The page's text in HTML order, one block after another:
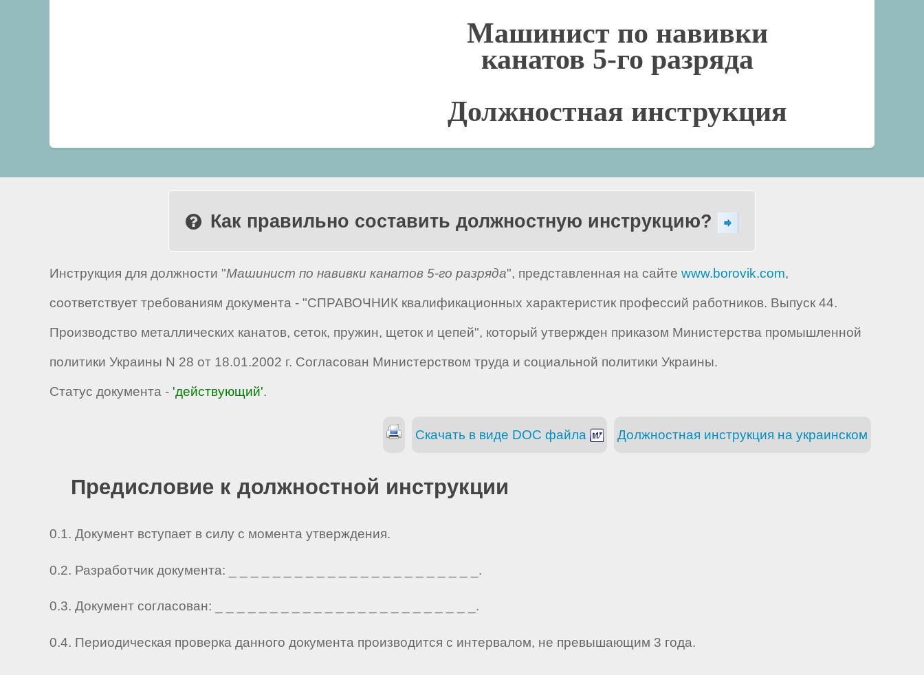
Машинист по навивки
канатов 5-го разряда
Должностная инструкция
Как правильно составить должностную инструкцию?
Инструкция для должности "Машинист по навивки канатов 5-го разряда", представленная на сайте www.borovik.com,
соответствует требованиям документа - "СПРАВОЧНИК квалификационных характеристик профессий работников. Выпуск 44.
Производство металлических канатов, сеток, пружин, щеток и цепей", который утвержден приказом Министерства промышленной
политики Украины N 28 от 18.01.2002 г. Согласован Министерством труда и социальной политики Украины.
Статус документа - 'действующий'.
Должностная инструкция на украинском
Скачать в виде DOC файла
Предисловие к должностной инструкции
0.1. Документ вступает в силу с момента утверждения.
0.2. Разработчик документа: _ _ _ _ _ _ _ _ _ _ _ _ _ _ _ _ _ _ _ _ _ _ _.
0.3. Документ согласован: _ _ _ _ _ _ _ _ _ _ _ _ _ _ _ _ _ _ _ _ _ _ _ _.
0.4. Периодическая проверка данного документа производится с интервалом, не превышающим 3 года.